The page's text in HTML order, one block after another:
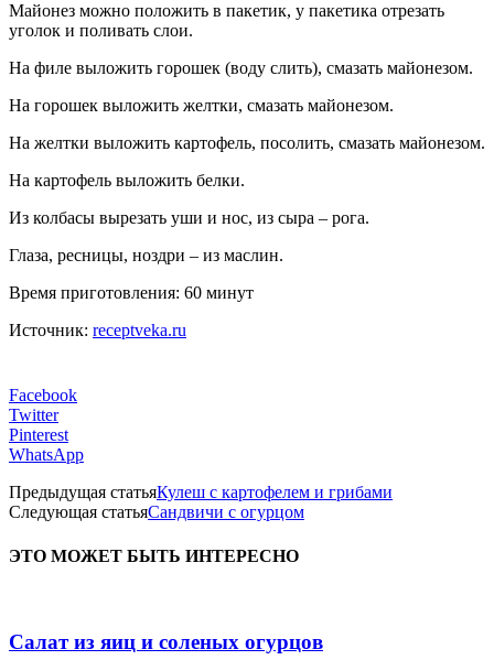
Майонез можно положить в пакетик, у пакетика отрезать
уголок и поливать слои.
На филе выложить горошек (воду слить), смазать майонезом.
На горошек выложить желтки, смазать майонезом.
На желтки выложить картофель, посолить, смазать майонезом.
На картофель выложить белки.
Из колбасы вырезать уши и нос, из сыра – рога.
Глаза, ресницы, ноздри – из маслин.
Время приготовления: 60 минут
Источник: receptveka.ru
Facebook
Twitter
Pinterest
WhatsApp
Предыдущая статьяКулеш с картофелем и грибами
Следующая статьяСандвичи с огурцом
ЭТО МОЖЕТ БЫТЬ ИНТЕРЕСНО
Салат из яиц и соленых огурцов